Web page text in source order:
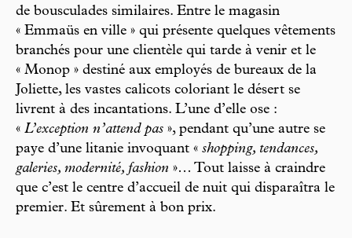
de bousculades similaires. Entre le magasin
« Emmaüs en ville » qui présente quelques vêtements
branchés pour une clientèle qui tarde à venir et le
« Monop » destiné aux employés de bureaux de la
Joliette, les vastes calicots coloriant le désert se
livrent à des incantations. L’une d’elle ose :
« L’exception n’attend pas », pendant qu’une autre se
paye d’une litanie invoquant « shopping, tendances,
galeries, modernité, fashion »… Tout laisse à craindre
que c’est le centre d’accueil de nuit qui disparaîtra le
premier. Et sûrement à bon prix.